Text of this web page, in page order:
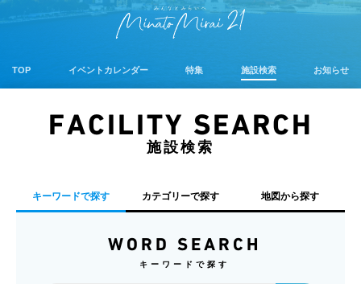
TOP イベントカレンダー 特集 施設検索 お知らせ
FACILITY SEARCH
施設検索
キーワードで探す カテゴリーで探す 地図から探す
WORD SEARCH
キーワードで探す